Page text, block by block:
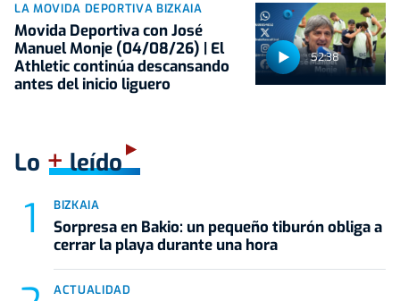
52:38
LA MOVIDA DEPORTIVA BIZKAIA
Movida Deportiva con José
Manuel Monje (04/08/26) | El
Athletic continúa descansando
antes del inicio liguero
Lo +leído
BIZKAIA
Sorpresa en Bakio: un pequeño tiburón obliga a
cerrar la playa durante una hora
ACTUALIDAD